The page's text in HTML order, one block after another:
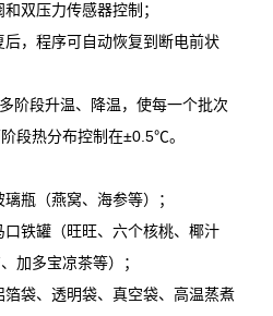
压力传感器控制；
，程序可自动恢复到断电前状
段升温、降温， 使每一个批次
段热分布控制在±0.5℃。
（燕窝、海参等）；
铁罐（旺旺、六个核桃、椰汁
加多宝凉茶等）；
袋、透明袋、真空袋、高温蒸煮